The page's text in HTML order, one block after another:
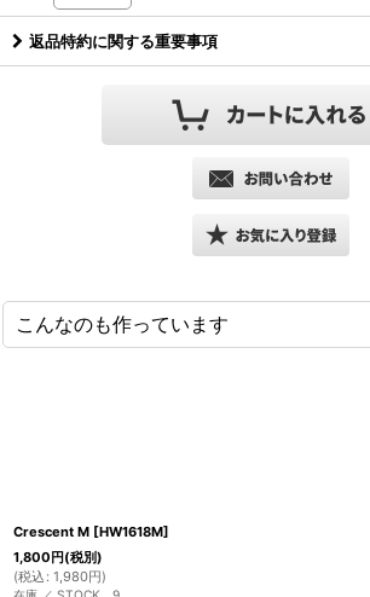
返品特約に関する重要事項
こんなのも作っています
Crescent M [HW1618M]
1,800 円 (税別)
(税込 : 1,980円)